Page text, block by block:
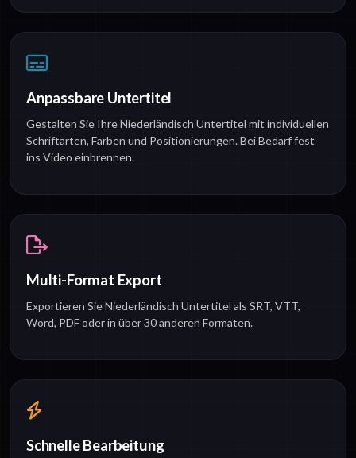
Anpassbare Untertitel
Gestalten Sie Ihre Niederländisch Untertitel mit individuellen
Schriftarten, Farben und Positionierungen. Bei Bedarf fest
ins Video einbrennen.
Multi-Format Export
Exportieren Sie Niederländisch Untertitel als SRT, VTT,
Word, PDF oder in über 30 anderen Formaten.
Schnelle Bearbeitung